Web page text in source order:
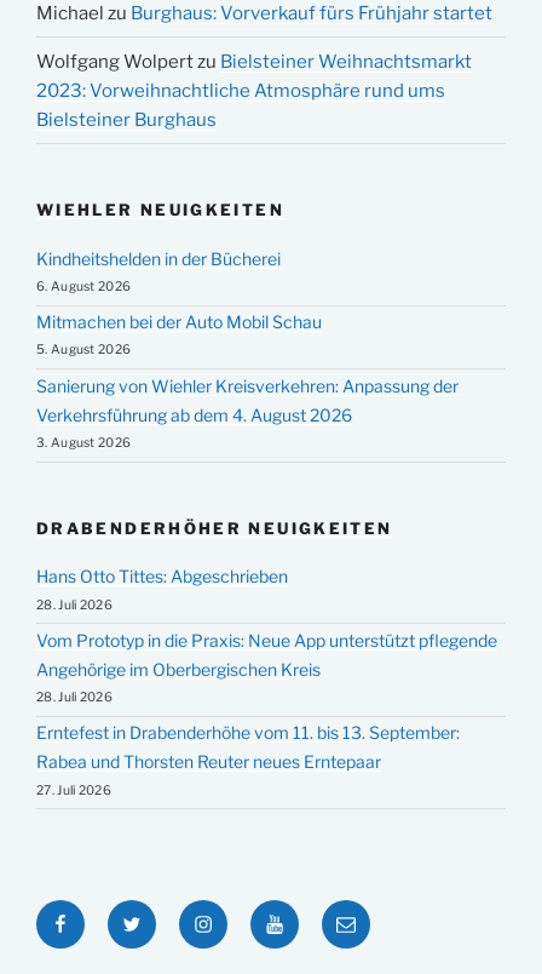
Michael zu Burghaus: Vorverkauf fürs Frühjahr startet
Wolfgang Wolpertzu Bielsteiner Weihnachtsmarkt
2023: Vorweihnachtliche Atmosphäre rund ums
Bielsteiner Burghaus
WIEHLER NEUIGKEITEN
Kindheitshelden in der Bücherei
6. August 2026
Mitmachen bei der Auto Mobil Schau
5. August 2026
Sanierung von Wiehler Kreisverkehren: Anpassung der
Verkehrsführung ab dem 4. August 2026
3. August 2026
DRABENDERHÖHER NEUIGKEITEN
Hans Otto Tittes: Abgeschrieben
28. Juli 2026
Vom Prototyp in die Praxis: Neue App unterstützt pflegende
Angehörige im Oberbergischen Kreis
28. Juli 2026
Erntefest in Drabenderhöhe vom 11. bis 13. September:
Rabea und Thorsten Reuter neues Erntepaar
27. Juli 2026
FacebookTwitter InstagramYouTubeE-
Mail